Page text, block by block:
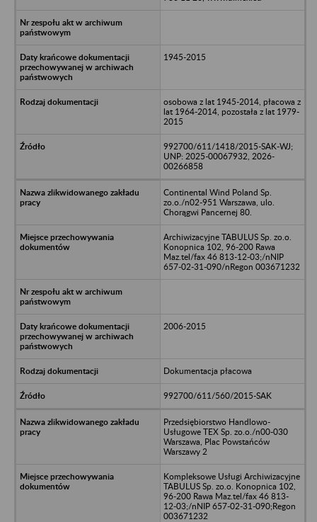
1945-2015
osobowa z lat 1945-2014, płacowa z
lat 1964-2014, pozostała z lat 1979-
2015
992700/611/1418/2015-SAK-WJ;
UNP: 2025-00067932, 2026-
00266858
Continental Wind Poland Sp.
zo.o./n02-951 Warszawa, ulo.
Chorągwi Pancernej 80.
Archiwizacyjne TABULUS Sp. zo.o.
Konopnica 102, 96-200 Rawa
Maz.tel/fax 46 813-12-03;/nNIP
657-02-31-090/nRegon 003671232
2006-2015
Dokumentacja płacowa
992700/611/560/2015-SAK
Przedsiębiorstwo Handlowo-
Usługowe TEX Sp. zo.o./n00-030
Warszawa, Plac Powstańców
Warszawy 2
Kompleksowe Usługi Archiwizacyjne
TABULUS Sp. zo.o. Konopnica 102,
96-200 Rawa Maz.tel/fax 46 813-
12-03;/nNIP 657-02-31-090;Regon
003671232